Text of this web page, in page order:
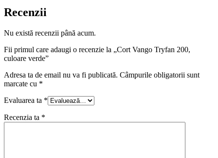
Recenzii
Nu există recenzii până acum.
Fii primul care adaugi o recenzie la „Cort Vango Tryfan 200,
culoare verde”
Adresa ta de email nu va fi publicată. Câmpurile obligatorii sunt
marcate cu *
Evaluarea ta *
Recenzia ta *